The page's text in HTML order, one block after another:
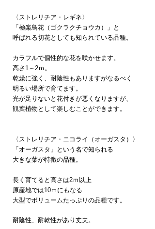
〈ストレリチア・レギネ〉
「極楽鳥花（ゴクラクチョウカ）」と
呼ばれる切花としても知られている品種。
カラフルで個性的な花を咲かせます。
高さ1～2ｍ。
乾燥に強く、耐陰性もありますがなるべく
明るい場所で育てます。
光が足りないと花付きが悪くなりますが、
​観葉植物として楽しむことができます。
​〈ストレリチア・ニコライ（オーガスタ）〉
「オーガスタ」という名で知られる
大きな葉が特徴の品種。
長く育てると高さは2ｍ以上
原産地では10ｍにもなる
大型でボリュームたっぷりの品種です。
耐陰性、耐乾性があり丈夫。